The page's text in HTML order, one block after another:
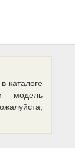
каталоге
модель